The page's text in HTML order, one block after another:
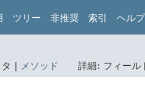
ツリー 非推奨 索引 ヘルプ
タ | メソッド 詳細: フィー